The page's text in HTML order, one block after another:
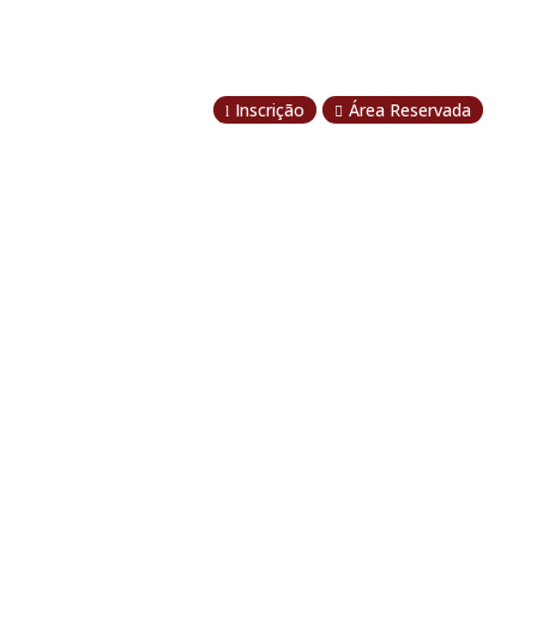
l Inscrição  Área Reservada